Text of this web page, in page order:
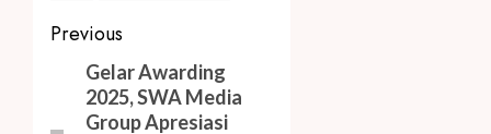
Post
navigation
Previous
Previous
post:
Gelar Awarding
2025, SWA Media
Group Apresiasi